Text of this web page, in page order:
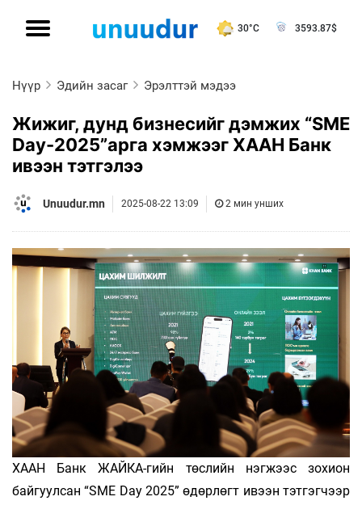
30°C 3593.87$
Нүүр Эдийн засаг Эрэлттэй мэдээ
Жижиг, дунд бизнесийг дэмжих “SME
Day-2025”арга хэмжээг ХААН Банк
ивээн тэтгэлээ
Unuudur.mn 2025-08-22 13:09 2 мин унших
ХААН Банк ЖАЙКА-гийн төслийн нэгжээс зохион
байгуулсан “SME Day 2025” өдөрлөгт ивээн тэтгэгчээр